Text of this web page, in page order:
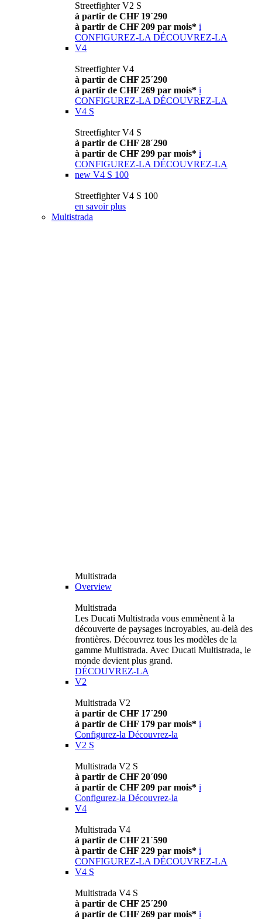
Streetfighter V2 S
à partir de CHF 19´290
à partir de CHF 209 par mois* i
CONFIGUREZ-LA DÉCOUVREZ-LA
V4
Streetfighter V4
à partir de CHF 25´290
à partir de CHF 269 par mois* i
CONFIGUREZ-LA DÉCOUVREZ-LA
V4 S
Streetfighter V4 S
à partir de CHF 28´290
à partir de CHF 299 par mois* i
CONFIGUREZ-LA DÉCOUVREZ-LA
new V4 S 100
Streetfighter V4 S 100
en savoir plus
Multistrada
Multistrada
Overview
Multistrada
Les Ducati Multistrada vous emmènent à la
découverte de paysages incroyables, au-delà des
frontières. Découvrez tous les modèles de la
gamme Multistrada. Avec Ducati Multistrada, le
monde devient plus grand.
DÉCOUVREZ-LA
V2
Multistrada V2
à partir de CHF 17´290
à partir de CHF 179 par mois* i
Configurez-la Découvrez-la
V2 S
Multistrada V2 S
à partir de CHF 20´090
à partir de CHF 209 par mois* i
Configurez-la Découvrez-la
V4
Multistrada V4
à partir de CHF 21´590
à partir de CHF 229 par mois* i
CONFIGUREZ-LA DÉCOUVREZ-LA
V4 S
Multistrada V4 S
à partir de CHF 25´290
à partir de CHF 269 par mois* i